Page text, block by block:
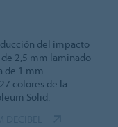
del impacto
2,5 mm laminado
de 1 mm.
colores de la
Solid.